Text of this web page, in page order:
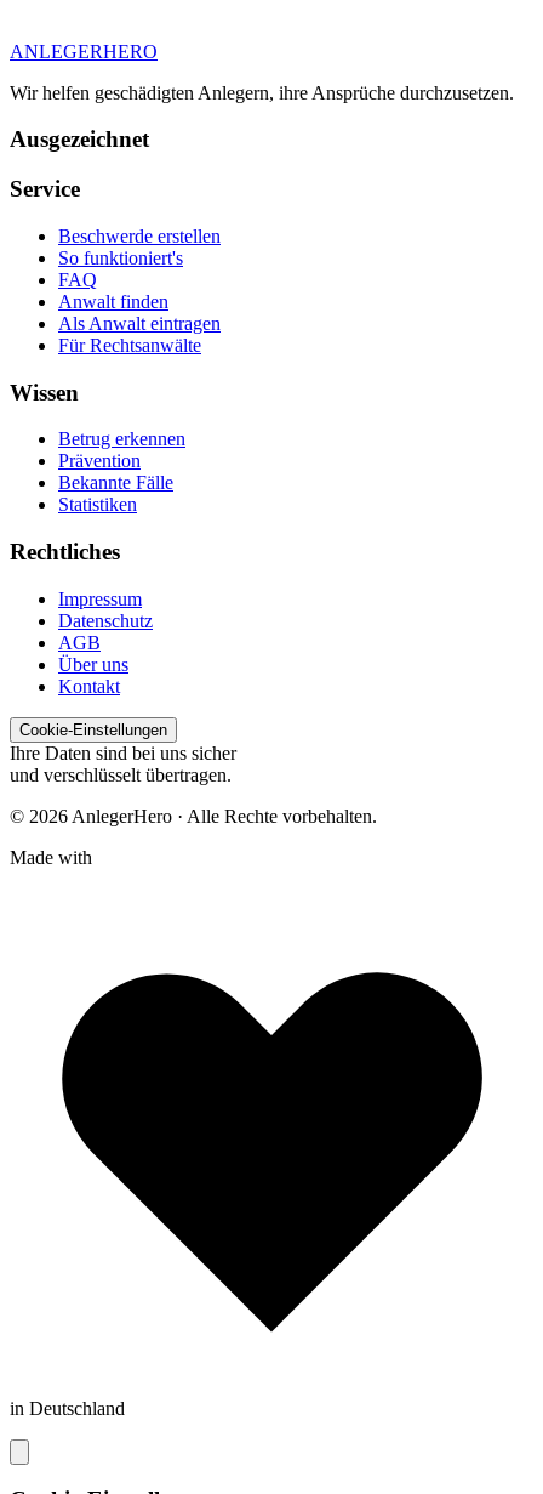
ANLEGERHERO
Wir helfen geschädigten Anlegern, ihre Ansprüche durchzusetzen.
Ausgezeichnet
Service
Beschwerde erstellen
So funktioniert's
FAQ
Anwalt finden
Als Anwalt eintragen
Für Rechtsanwälte
Wissen
Betrug erkennen
Prävention
Bekannte Fälle
Statistiken
Rechtliches
Impressum
Datenschutz
AGB
Über uns
Kontakt
Cookie-Einstellungen
Ihre Daten sind bei uns sicher
und verschlüsselt übertragen.
© 2026 AnlegerHero · Alle Rechte vorbehalten.
Made with
in Deutschland